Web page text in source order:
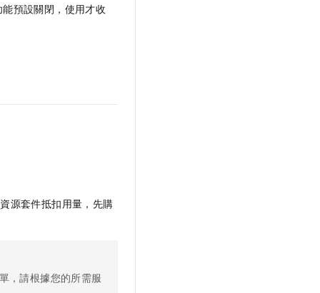
能預設關閉，使用才收
源套件抵扣用量，先購
，請根據您的所需服